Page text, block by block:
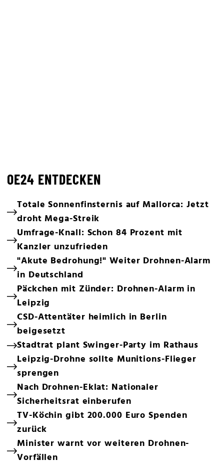
OE24 ENTDECKEN
Totale Sonnenfinsternis auf Mallorca: Jetzt
droht Mega-Streik
Umfrage-Knall: Schon 84 Prozent mit
Kanzler unzufrieden
"Akute Bedrohung!" Weiter Drohnen-Alarm
in Deutschland
Päckchen mit Zünder: Drohnen-Alarm in
Leipzig
CSD-Attentäter heimlich in Berlin
beigesetzt
Stadtrat plant Swinger-Party im Rathaus
Leipzig-Drohne sollte Munitions-Flieger
sprengen
Nach Drohnen-Eklat: Nationaler
Sicherheitsrat einberufen
TV-Köchin gibt 200.000 Euro Spenden
zurück
Minister warnt vor weiteren Drohnen-
Vorfällen